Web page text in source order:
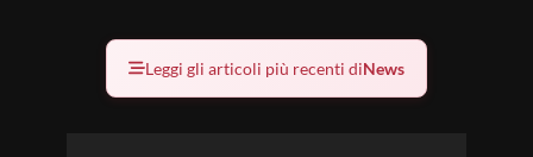
Leggi gli articoli più recenti diNews